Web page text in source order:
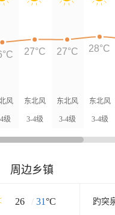
风
级
东北风
3-4级
东北风
3-4级
东北风
3-4级
27°C 27°C 28°C
周边乡镇
26 / 31°C 趵突